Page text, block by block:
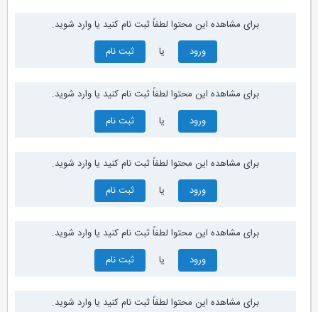
برای مشاهده این محتوا لطفاً ثبت نام کنید یا وارد شوید.
ورود
ثبت نام
برای مشاهده این محتوا لطفاً ثبت نام کنید یا وارد شوید.
ورود
ثبت نام
برای مشاهده این محتوا لطفاً ثبت نام کنید یا وارد شوید.
ورود
ثبت نام
برای مشاهده این محتوا لطفاً ثبت نام کنید یا وارد شوید.
ورود
ثبت نام
برای مشاهده این محتوا لطفاً ثبت نام کنید یا وارد شوید.